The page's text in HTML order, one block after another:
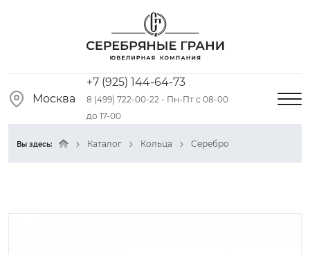
Москва
+7 (925) 144-64-73
8 (499) 722-00-22 - Пн-Пт с 08-00
до 17-00
Вы здесь: Каталог Кольца Серебро